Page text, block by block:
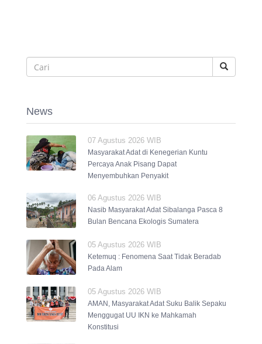
News
07 Agustus 2026 WIB
Masyarakat Adat di Kenegerian Kuntu
Percaya Anak Pisang Dapat
Menyembuhkan Penyakit
06 Agustus 2026 WIB
Nasib Masyarakat Adat Sibalanga Pasca 8
Bulan Bencana Ekologis Sumatera
05 Agustus 2026 WIB
Ketemuq : Fenomena Saat Tidak Beradab
Pada Alam
05 Agustus 2026 WIB
AMAN, Masyarakat Adat Suku Balik Sepaku
Menggugat UU IKN ke Mahkamah
Konstitusi